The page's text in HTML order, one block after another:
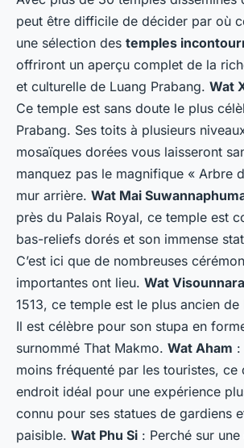
peut être difficile de décider par où
une sélection des temples
offriront un aperçu complet de la
et culturelle de Luang Prabang. Wat
Ce temple est sans doute le plus
Prabang. Ses toits à plusieurs
mosaïques dorées vous laisseront
manquez pas le magnifique « Arbre
mur arrière. Wat Mai
près du Palais Royal, ce temple est
bas-reliefs dorés et son immense
C’est ici que de nombreuses
importantes ont lieu. Wat
1513, ce temple est le plus ancien de
Il est célèbre pour son stupa en
surnommé That Makmo. Wat Aham :
moins fréquenté par les touristes, ce
endroit idéal pour une expérience
connu pour ses statues de gardiens
paisible. Wat Phu Si : Perché sur